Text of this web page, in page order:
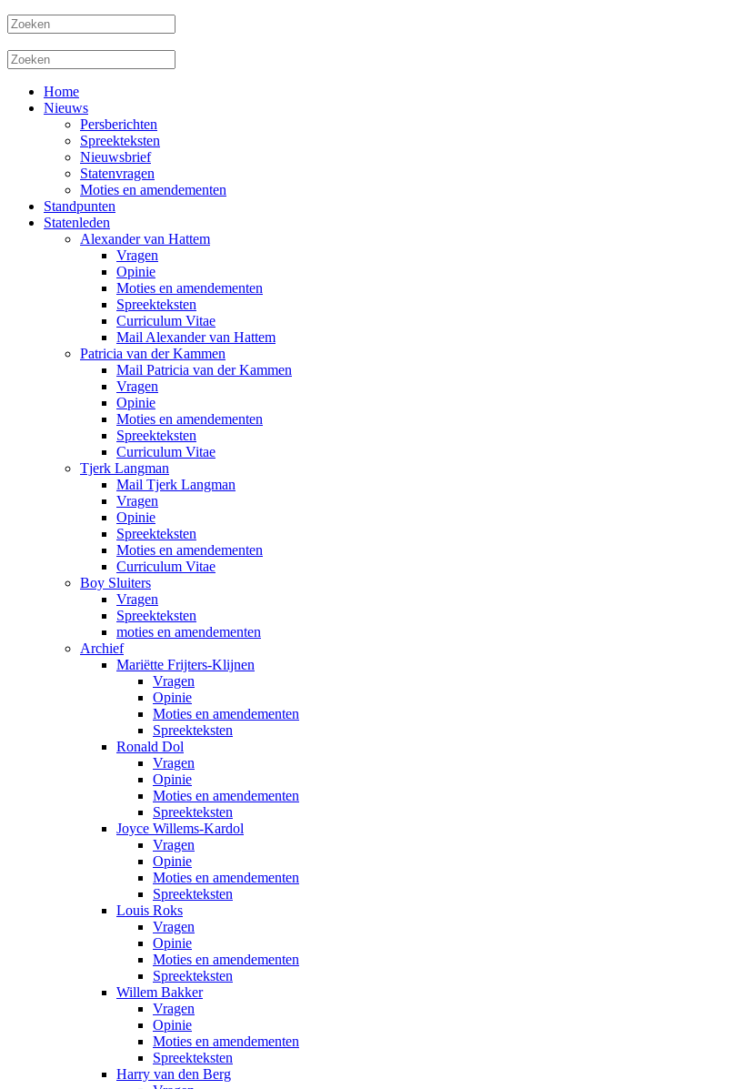
Home
Nieuws
Persberichten
Spreekteksten
Nieuwsbrief
Statenvragen
Moties en amendementen
Standpunten
Statenleden
Alexander van Hattem
Vragen
Opinie
Moties en amendementen
Spreekteksten
Curriculum Vitae
Mail Alexander van Hattem
Patricia van der Kammen
Mail Patricia van der Kammen
Vragen
Opinie
Moties en amendementen
Spreekteksten
Curriculum Vitae
Tjerk Langman
Mail Tjerk Langman
Vragen
Opinie
Spreekteksten
Moties en amendementen
Curriculum Vitae
Boy Sluiters
Vragen
Spreekteksten
moties en amendementen
Archief
Mariëtte Frijters-Klijnen
Vragen
Opinie
Moties en amendementen
Spreekteksten
Ronald Dol
Vragen
Opinie
Moties en amendementen
Spreekteksten
Joyce Willems-Kardol
Vragen
Opinie
Moties en amendementen
Spreekteksten
Louis Roks
Vragen
Opinie
Moties en amendementen
Spreekteksten
Willem Bakker
Vragen
Opinie
Moties en amendementen
Spreekteksten
Harry van den Berg